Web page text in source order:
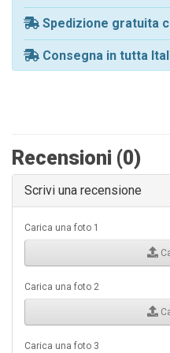
Spedizione gratuita
Consegna in tutta
Recensioni (0)
Scrivi una recensione
Carica una foto 1
Carica una foto 2
Carica una foto 3